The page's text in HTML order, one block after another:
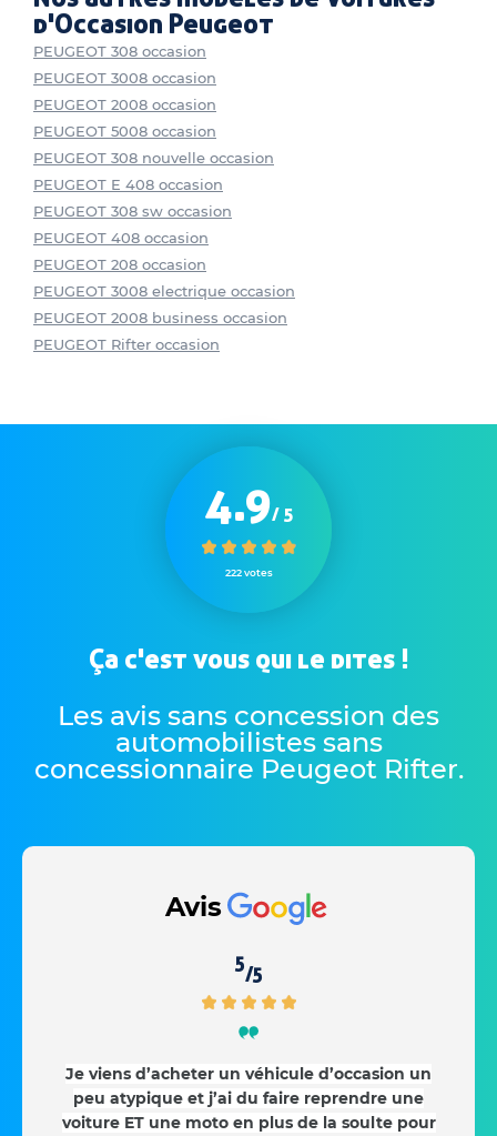
d'Occasion Peugeot
PEUGEOT 308 occasion
PEUGEOT 3008 occasion
PEUGEOT 2008 occasion
PEUGEOT 5008 occasion
PEUGEOT 308 nouvelle occasion
PEUGEOT E 408 occasion
PEUGEOT 308 sw occasion
PEUGEOT 408 occasion
PEUGEOT 208 occasion
PEUGEOT 3008 electrique occasion
PEUGEOT 2008 business occasion
PEUGEOT Rifter occasion
4.9/ 5
222 votes
Ça c'est vous qui le dites !
Les avis sans concession des
automobilistes sans
concessionnaire Peugeot Rifter.
Avis
5/5
Je viens d’acheter un véhicule d’occasion un
peu atypique et j’ai du faire reprendre une
voiture ET une moto en plus de la soulte pour